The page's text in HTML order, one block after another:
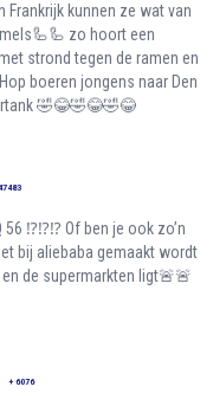
Frankrijk kunnen ze wat van
zo hoort een
strond tegen de ramen en
boeren jongens naar Den
🤣😂🤣😂🤣😂
56 ⁉️⁉️⁉️ Of ben je ook zo’n
bij aliebaba gemaakt wordt
de supermarkten ligt🚨🚨
+ 6076